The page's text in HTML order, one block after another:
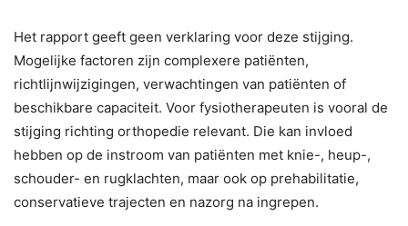
Het rapport geeft geen verklaring voor deze stijging.
Mogelijke factoren zijn complexere patiënten,
richtlijnwijzigingen, verwachtingen van patiënten of
beschikbare capaciteit. Voor fysiotherapeuten is vooral de
stijging richting orthopedie relevant. Die kan invloed
hebben op de instroom van patiënten met knie-, heup-,
schouder- en rugklachten, maar ook op prehabilitatie,
conservatieve trajecten en nazorg na ingrepen.